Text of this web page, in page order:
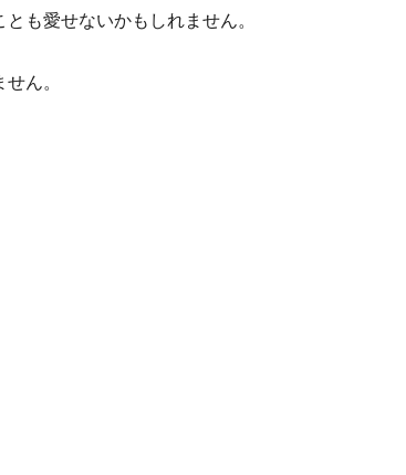
も愛せないかもしれません。
ん。